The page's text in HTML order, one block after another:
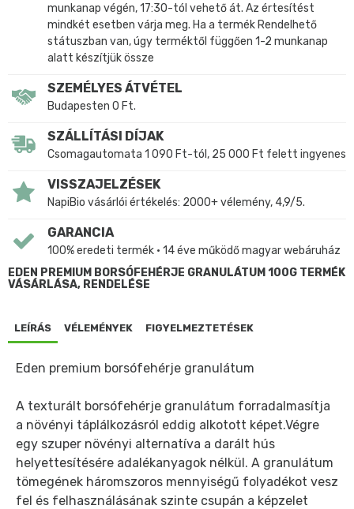
munkanap végén, 17:30-tól vehető át. Az értesítést
mindkét esetben várja meg. Ha a termék Rendelhető
státuszban van, úgy terméktől függően 1-2 munkanap
alatt készítjük össze
SZEMÉLYES ÁTVÉTEL
Budapesten 0 Ft.
SZÁLLÍTÁSI DÍJAK
Csomagautomata 1 090 Ft-tól, 25 000 Ft felett ingyenes
VISSZAJELZÉSEK
NapiBio vásárlói értékelés: 2000+ vélemény, 4,9/5.
GARANCIA
100% eredeti termék • 14 éve működő magyar webáruház
EDEN PREMIUM BORSÓFEHÉRJE GRANULÁTUM 100G TERMÉK
VÁSÁRLÁSA, RENDELÉSE
LEÍRÁS VÉLEMÉNYEK FIGYELMEZTETÉSEK
Eden premium borsófehérje granulátum
A texturált borsófehérje granulátum forradalmasítja
a növényi táplálkozásról eddig alkotott képet.Végre
egy szuper növényi alternatíva a darált hús
helyettesítésére adalékanyagok nélkül. A granulátum
tömegének háromszoros mennyiségű folyadékot vesz
fel és felhasználásának szinte csupán a képzelet